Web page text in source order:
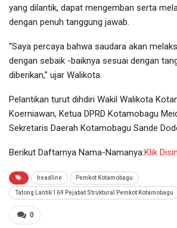
yang dilantik, dapat mengemban serta
dengan penuh tanggung jawab.
“Saya percaya bahwa saudara akan
dengan sebaik -baiknya sesuai dengan
diberikan,” ujar Walikota.
Pelantikan turut dihdiri Wakil Walikota
Koerniawan, Ketua DPRD Kotamobagu
Sekretaris Daerah Kotamobagu Sande
Berikut Daftarnya Nama-Namanya:Klik
headline Pemkot Kotamobagu
Tatong Lantik 169 Pejabat Struktural Pemkot Kotamobagu
0